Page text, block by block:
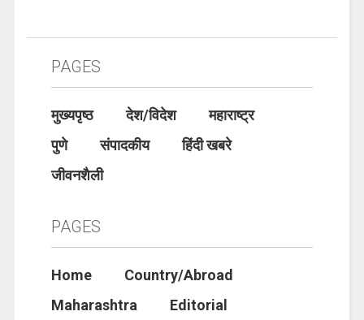
PAGES
मुख्यपृष्ठ देश/विदेश
महाराष्ट्र
पुणे
संपादकीय
हिंदी खबरे
जीवनशैली
PAGES
Home
Country/Abroad
Maharashtra
Editorial